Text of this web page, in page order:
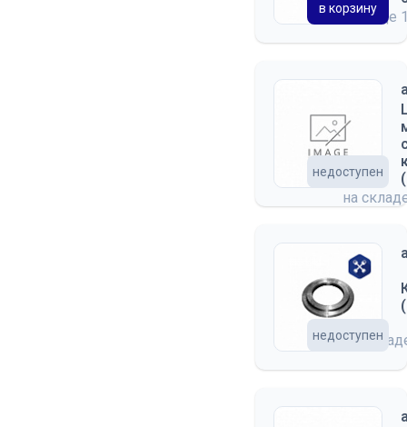
на складе
в корзину
на
недоступен
на
недоступен